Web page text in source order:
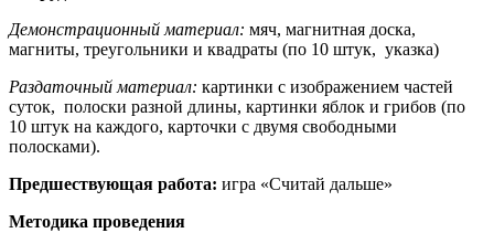
Демонстрационный материал: мяч, магнитная доска,
магниты, треугольники и квадраты (по 10 штук, указка)
Раздаточный материал: картинки с изображением частей
суток, полоски разной длины, картинки яблок и грибов (по
10 штук на каждого, карточки с двумя свободными
полосками).
Предшествующая работа: игра «Считай дальше»
Методика проведения